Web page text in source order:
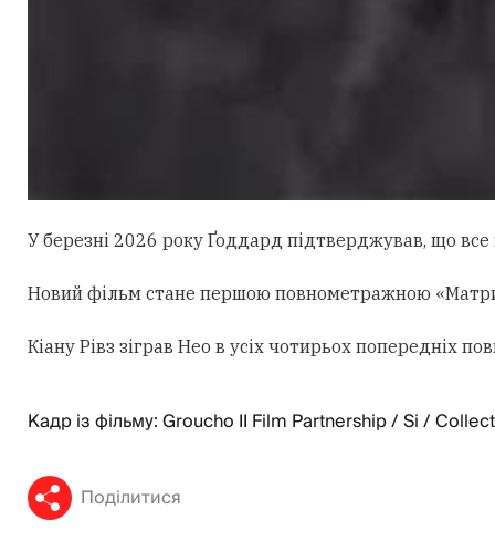
У березні 2026 року Ґоддард підтверджував, що все
Новий фільм стане першою повнометражною
Кіану Рівз зіграв Нео в усіх чотирьох попередніх
Кадр із фільму: Groucho II Film Partnership / Si /
Поділитися